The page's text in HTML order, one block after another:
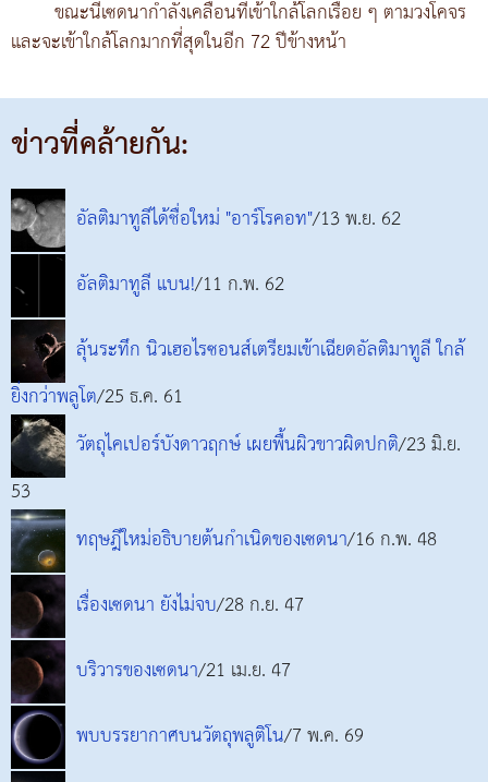
ขณะนี้เซดนากำลังเคลื่อนที่เข้าใกล้โลกเรื่อย ๆ ตามวงโคจร
และจะเข้าใกล้โลกมากที่สุดในอีก 72 ปีข้างหน้า
ข่าวที่คล้ายกัน:
อัลติมาทูลีได้ชื่อใหม่ "อาร์โรคอท"/13 พ.ย. 62
อัลติมาทูลี แบน!/11 ก.พ. 62
ลุ้นระทึก นิวเฮอไรซอนส์เตรียมเข้าเฉียดอัลติมาทูลี ใกล้
ยิ่งกว่าพลูโต/25 ธ.ค. 61
วัตถุไคเปอร์บังดาวฤกษ์ เผยพื้นผิวขาวผิดปกติ/23 มิ.ย.
53
ทฤษฎีใหม่อธิบายต้นกำเนิดของเซดนา/16 ก.พ. 48
เรื่องเซดนา ยังไม่จบ/28 ก.ย. 47
บริวารของเซดนา/21 เม.ย. 47
พบบรรยากาศบนวัตถุพลูติโน/7 พ.ค. 69